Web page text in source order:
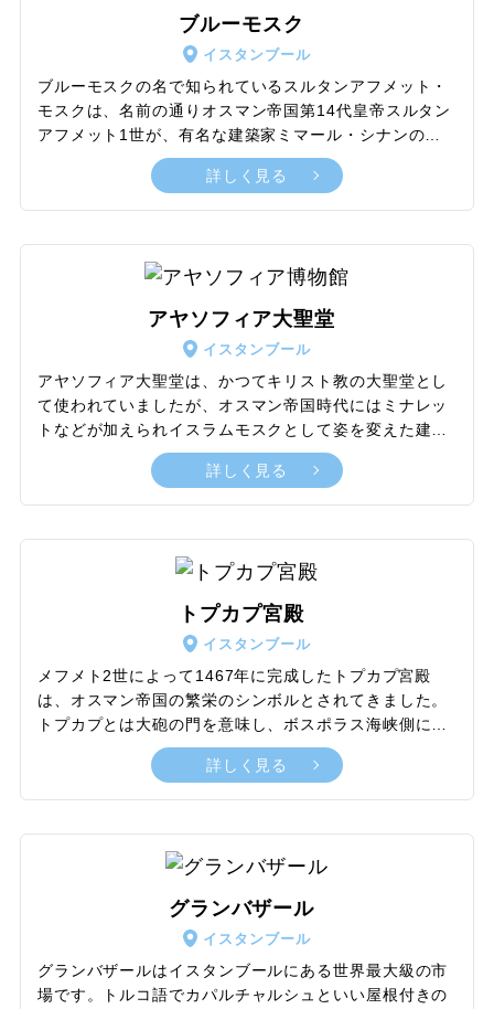
圧、神経や肉体の疲労、消化器疾患などさまざまな効能
があるといわれています。紀元前の時代から療養地とし
て栄えてきたこの美しい地は、世界遺産として複合遺産
に指定されています。
ブルーモスク
イスタンブール
ブルーモスクの名で知られているスルタンアフメット・
モスクは、名前の通りオスマン帝国第14代皇帝スルタン
アフメット1世が、有名な建築家ミマール・シナンの弟
子の建築家メフメット・アーに指示し、1609年から
1616年にかけて建てられたオスマン建築の傑作です。
1985年に世界遺産に登録され、世界で最も美しいモスク
工芸品）が21,043枚敷き詰めてあります。そのタイルに
はいろいろなチューリップの模様が描かれているのが特
徴です。チューリップはトルコ原産の花で、神と関係の
深い花だと考えられてきたため、宗教的なシンボルとし
て崇められています。
詳しく見る
アヤソフィア大聖堂
イスタンブール
アヤソフィア大聖堂は、かつてキリスト教の大聖堂とし
て使われていましたが、オスマン帝国時代にはミナレッ
トなどが加えられイスラムモスクとして姿を変えた建造
物です。内部には聖母子のモザイク画やアラビア語で書
かれている歴代カリフの名前なども見られ、この地の歴
史の深さを感じます。1935年からは博物館として公開さ
きるようになりました。この大聖堂の中央ドームは直径
約31m。長方形で木造屋根のバジリカ式が主流だった当
時の教会建築において、巨大な円形ドームは斬新なデザ
インでした。1985年にイスタンブール歴史地区の一つと
してユネスコ世界遺産に登録されました。
詳しく見る
トプカプ宮殿
イスタンブール
メフメト2世によって1467年に完成したトプカプ宮殿
は、オスマン帝国の繁栄のシンボルとされてきました。
トプカプとは大砲の門を意味し、ボスポラス海峡側に大
砲があったことから、その名がついたとされています。
1856年にアブデュルメジト1世がドルマバフチェ宮殿に
居を移すまで、オスマン帝国の歴代スルタン（王様）の
様式や目的の違った建物が混在しています。宮殿内の宝
物殿では歴代スルタンが収集した宝物が展示されてお
り、中でも、漁師が拾った原石をスプーン職人がスプー
ン3本と交換したといわれる86カラットのダイヤモンド
は必見です。
詳しく見る
グランバザール
イスタンブール
グランバザールはイスタンブールにある世界最大級の市
場です。トルコ語でカパルチャルシュといい屋根付きの